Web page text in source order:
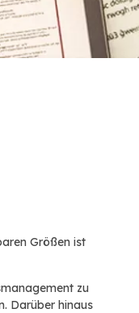
Größen ist
zu
Darüber hinaus